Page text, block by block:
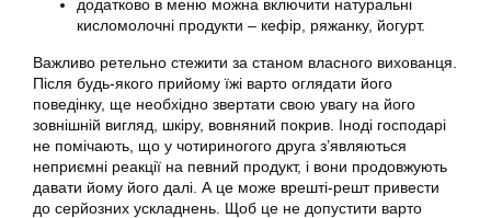
додатково в меню можна включити натуральні
кисломолочні продукти – кефір, ряжанку, йогурт.
Важливо ретельно стежити за станом власного вихованця.
Після будь-якого прийому їжі варто оглядати його
поведінку, ще необхідно звертати свою увагу на його
зовнішній вигляд, шкіру, вовняний покрив. Іноді господарі
не помічають, що у чотириногого друга з’являються
неприємні реакції на певний продукт, і вони продовжують
давати йому його далі. А це може врешті-решт привести
до серйозних ускладнень. Щоб це не допустити варто